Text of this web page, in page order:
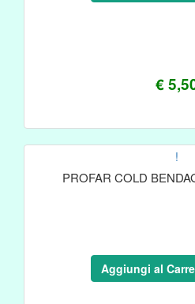
€
!
PROFAR COLD
Aggiungi al